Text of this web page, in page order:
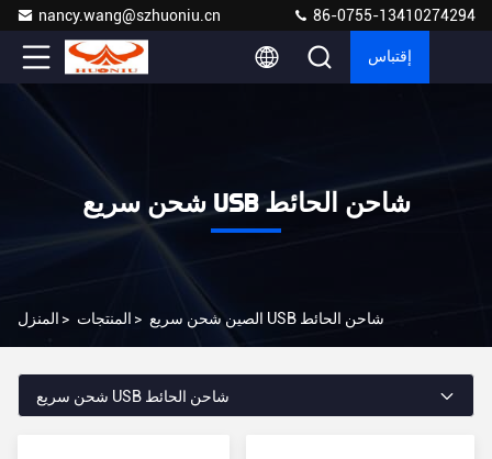
nancy.wang@szhuoniu.cn 86-0755-13410274294
إقتباس
شحن سريع USB شاحن الحائط
المنزل > المنتجات > الصين شحن سريع USB شاحن الحائط
شحن سريع USB شاحن الحائط